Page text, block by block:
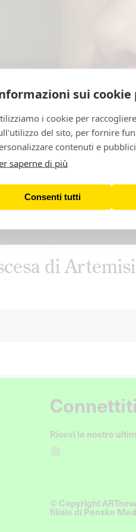
di
Ricevi le nostre
© Copyright
filiale di Penske
sui
i cookie per
del sito, per fornire
contenuti e
saperne di più
Consenti tutti